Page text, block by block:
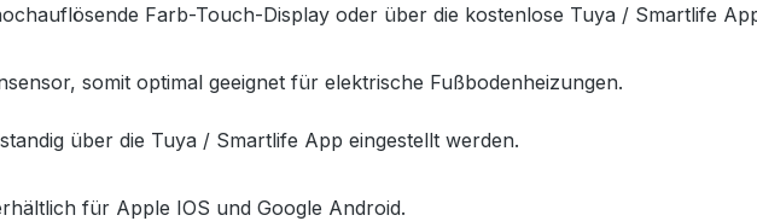
Farb-Touch-Display oder über die kostenlose Tuya / Smartlife
somit optimal geeignet für elektrische Fußbodenheizungen.
über die Tuya / Smartlife App eingestellt werden.
für Apple IOS und Google Android.